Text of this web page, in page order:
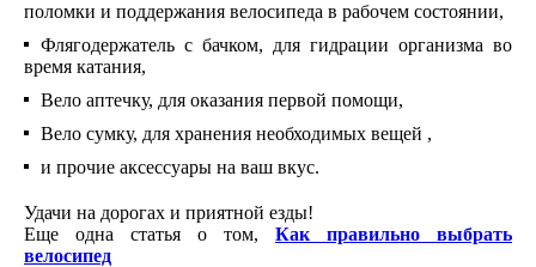
поломки и поддержания велосипеда в рабочем состоянии,
Флягодержатель с бачком, для гидрации организма во
время катания,
Вело аптечку, для оказания первой помощи,
Вело сумку, для хранения необходимых вещей ,
и прочие аксессуары на ваш вкус.
Удачи на дорогах и приятной езды!
Еще одна статья о том, Как правильно выбрать
велосипед